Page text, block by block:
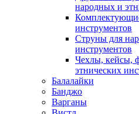
народных и
инструментов
Струны для
инструментов
Чехлы, кейсы,
этнических
Балалайки
Банджо
Варганы